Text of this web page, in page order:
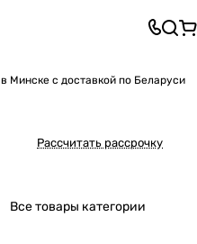
Минске с доставкой по Беларуси
Рассчитать рассрочку
Все товары категории